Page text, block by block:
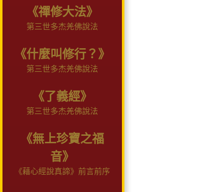
《禪修大法》
第三世多杰羌佛說法
《什麼叫修行？》
第三世多杰羌佛說法
《了義經》
第三世多杰羌佛說法
《無上珍寶之福
音》
《藉心經說真諦》前言前序